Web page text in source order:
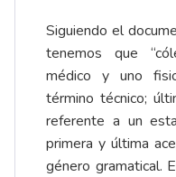
Siguiendo el
tenemos que
médico y uno
término técnico;
referente a un
primera y última
género gramatical.